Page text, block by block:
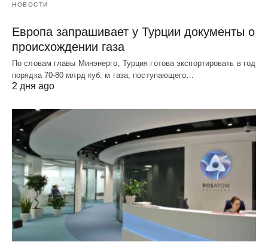
НОВОСТИ
Европа запрашивает у Турции документы о
происхождении газа
По словам главы Минэнерго, Турция готова экспортировать в год
порядка 70-80 млрд куб. м газа, поступающего…
2 дня ago